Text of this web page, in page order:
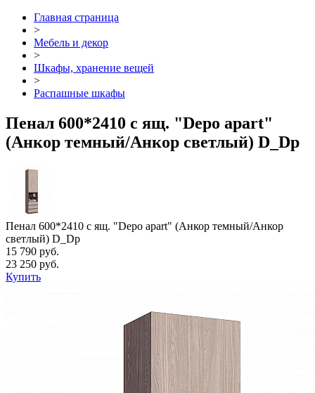
Главная страница
>
Мебель и декор
>
Шкафы, хранение вещей
>
Распашные шкафы
Пенал 600*2410 с ящ. "Depo apart"
(Анкор темный/Анкор светлый) D_Dp
Пенал 600*2410 с ящ. "Depo apart" (Анкор темный/Анкор
светлый) D_Dp
15 790 руб.
23 250 руб.
Купить